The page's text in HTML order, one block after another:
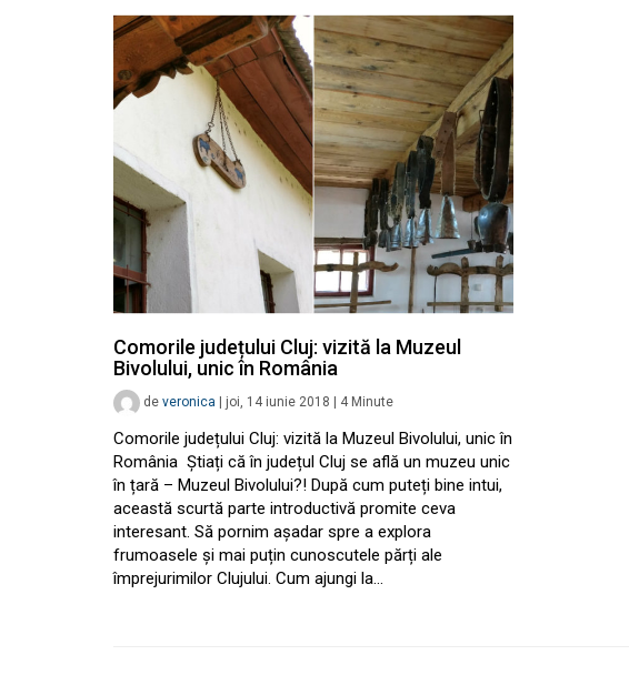
Comorile județului Cluj: vizită la Muzeul
Bivolului, unic în România
de veronica joi, 14 iunie 2018 4 Minute
Comorile județului Cluj: vizită la Muzeul Bivolului, unic în
România Știați că în județul Cluj se află un muzeu unic
în țară – Muzeul Bivolului?! După cum puteți bine intui,
această scurtă parte introductivă promite ceva
interesant. Să pornim așadar spre a explora
frumoasele și mai puțin cunoscutele părți ale
împrejurimilor Clujului. Cum ajungi la…